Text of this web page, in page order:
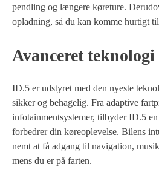
pendling og længere køreture.
opladning, så du kan komme hurtigt
Avanceret teknologi
ID.5 er udstyret med den nyeste
sikker og behagelig. Fra adaptive
infotainmentsystemer, tilbyder ID.5
forbedrer din køreoplevelse. Bilens
nemt at få adgang til navigation,
mens du er på farten.